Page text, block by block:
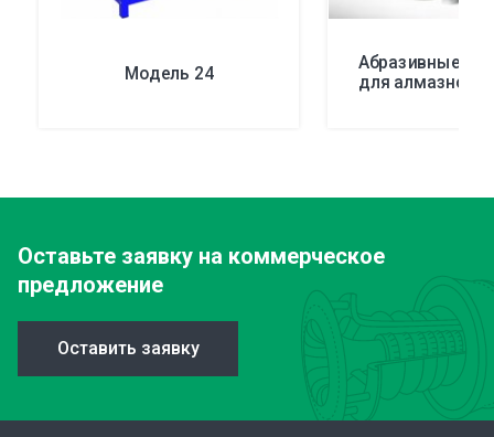
Модель 24 Абразивные
для алмазной
Оставьте заявку на коммерческое
предложение
Оставить заявку